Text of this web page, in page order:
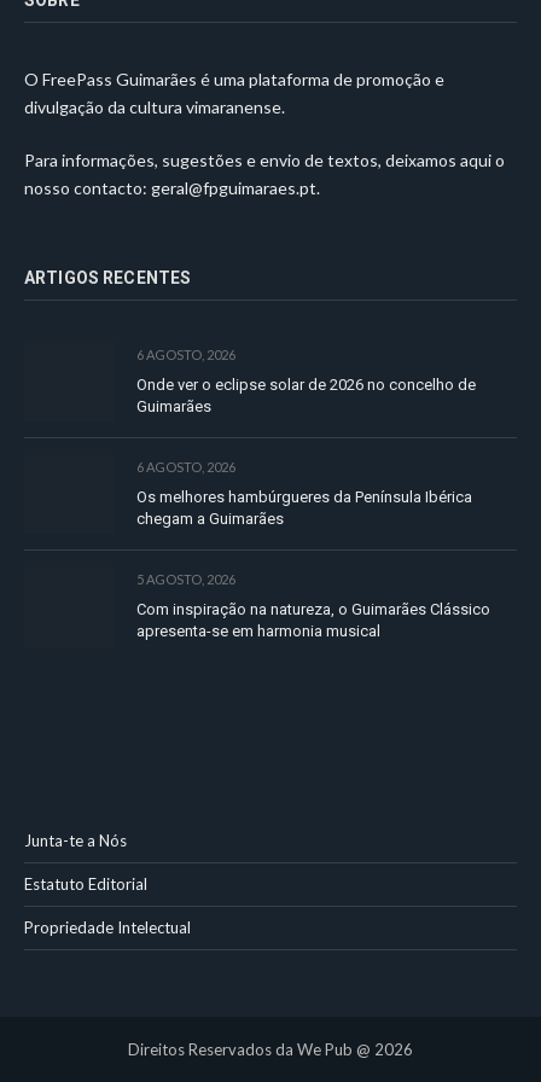
O FreePass Guimarães é uma plataforma de promoção e
divulgação da cultura vimaranense.
Para informações, sugestões e envio de textos, deixamos aqui o
nosso contacto: geral@fpguimaraes.pt.
ARTIGOS RECENTES
6 AGOSTO, 2026
Onde ver o eclipse solar de 2026 no concelho de
Guimarães
6 AGOSTO, 2026
Os melhores hambúrgueres da Península Ibérica
chegam a Guimarães
5 AGOSTO, 2026
Com inspiração na natureza, o Guimarães Clássico
apresenta-se em harmonia musical
Junta-te a Nós
Estatuto Editorial
Propriedade Intelectual
Direitos Reservados da We Pub @ 2026